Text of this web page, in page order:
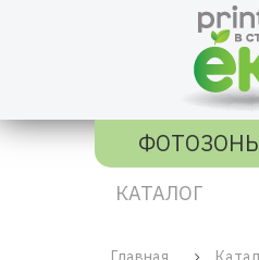
КАТАЛОГ